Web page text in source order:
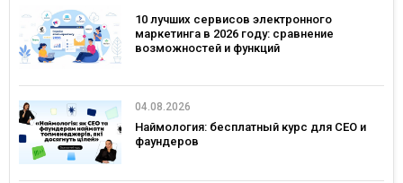
10 лучших сервисов электронного
маркетинга в 2026 году: сравнение
возможностей и функций
04.08.2026
Наймология: бесплатный курс для CEO и
фаундеров